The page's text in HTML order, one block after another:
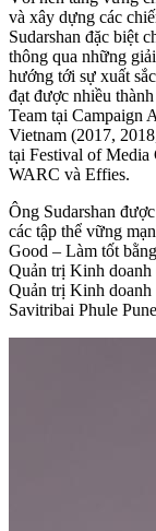
và xây dựng các
Sudarshan đặc biệt
thông qua những
hướng tới sự xuất
đạt được nhiều
Team tại Campaign
Vietnam (2017,
tại Festival of
WARC và Effies.
Ông Sudarshan
các tập thể vững
Good – Làm tốt
Quản trị Kinh
Quản trị Kinh
Savitribai Phule